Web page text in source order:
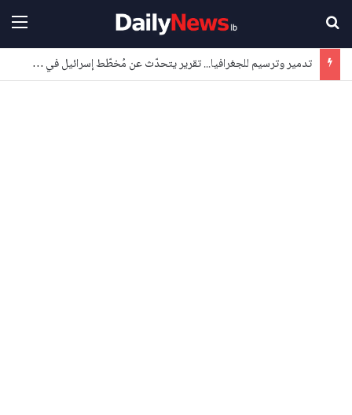
تدمير وترسيم للجغرافيا... تقرير يتحدّث عن مُخطّط إسرائيل في جنوب لبنان